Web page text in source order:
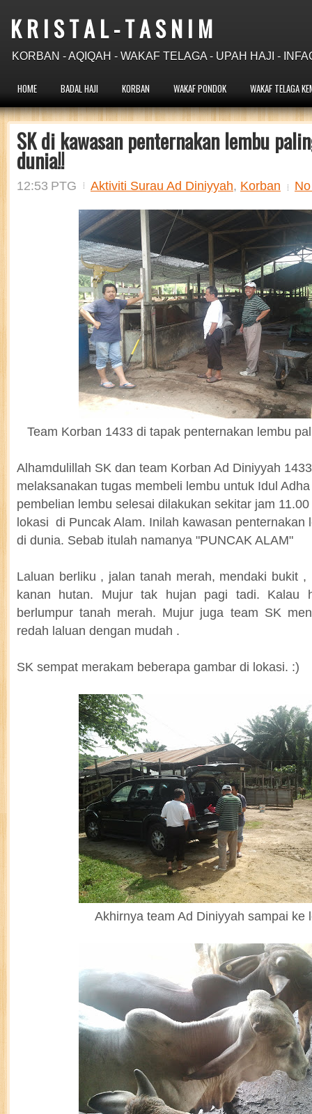
K R I S T A L - T A S N I M
KORBAN - AQIQAH - WAKAF TELAGA - UPAH HAJI -
HOME BADAL HAJI KORBAN WAKAF PONDOK WAKAF TELAGA
SK di kawasan penternakan lembu
dunia!!
12:53 PTG Aktiviti Surau Ad Diniyyah, Korban
Team Korban 1433 di tapak penternakan lembu
Alhamdulillah SK dan team Korban Ad Diniyyah
melaksanakan tugas membeli lembu untuk Idul
pembelian lembu selesai dilakukan sekitar jam
lokasi di Puncak Alam. Inilah kawasan penternakan
di dunia. Sebab itulah namanya "PUNCAK ALAM"
Laluan berliku , jalan tanah merah, mendaki bukit ,
kanan hutan. Mujur tak hujan pagi tadi. Kalau
berlumpur tanah merah. Mujur juga team SK
redah laluan dengan mudah .
SK sempat merakam beberapa gambar di lokasi. :)
Akhirnya team Ad Diniyyah sampai ke